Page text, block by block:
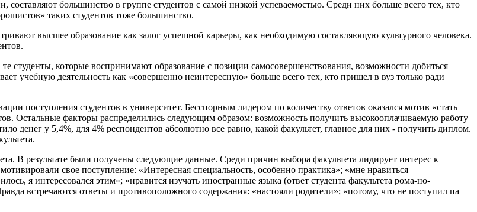
большинство в группе студентов с самой низкой успеваемостью. Среди них больше всего тех, кто
таких студентов тоже большинство.
высшее образование как залог успешной карьеры, как необходимую составляющую культурного человека.
студенты, которые воспринимают образование с позиции самосовершенствования, возможности добиться
учебную деятельность как «совершенно неинтересную» больше всего тех, кто пришел в вуз только ради
поступления студентов в университет. Бесспорным лидером по количеству ответов оказался мотив «стать
Остальные факторы распределились следующим образом: возможность получить высокооплачиваемую работу
денег у 5,4%, для 4% респондентов абсолютно все равно, какой факультет, главное для них - получить диплом.
В результате были получены следующие данные. Среди причин выбора факультета лидирует интерес к
свое поступление: «Интересная специальность, особенно практика»; «мне нравиться
я интересовался этим»; «нравится изучать иностранные языка (ответ студента факультета рома-но-
встречаются ответы и противоположного содержания: «настояли родители»; «потому, что не поступил па